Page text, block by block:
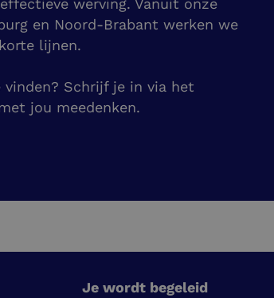
werving. Vanuit onze
en Noord-Brabant werken we
lijnen.
vinden? Schrijf je in via het
jou meedenken.
Je wordt begeleid